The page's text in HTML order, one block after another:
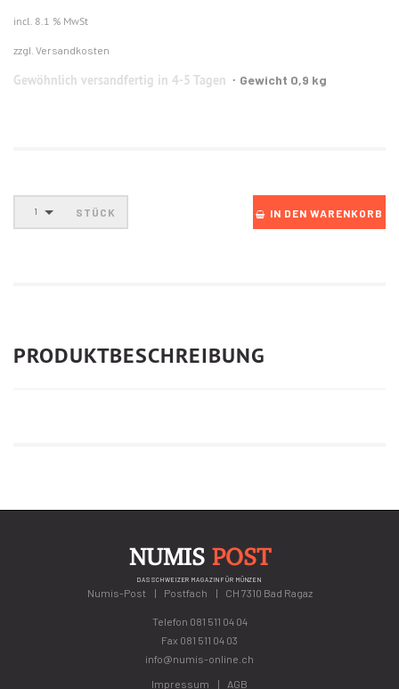
incl. 8.1 % MwSt
zzgl. Versandkosten
Gewöhnlich versandfertig in 4-5 Tagen Gewicht 0,9 kg
1 STÜCK IN DEN WARENKORB
PRODUKTBESCHREIBUNG
NUMIS POST
DAS SCHWEIZER MAGAZIN FÜR MÜNZEN
Numis-Post Postfach CH 7310 Bad Ragaz
Telefon 081 511 04 04
Fax 081 511 04 03
info@numis-online.ch
Impressum
AGB